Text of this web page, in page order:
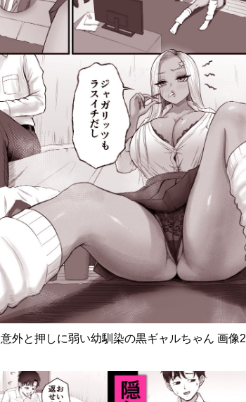
意外と押しに弱い幼馴染の黒ギャルちゃん 画像2